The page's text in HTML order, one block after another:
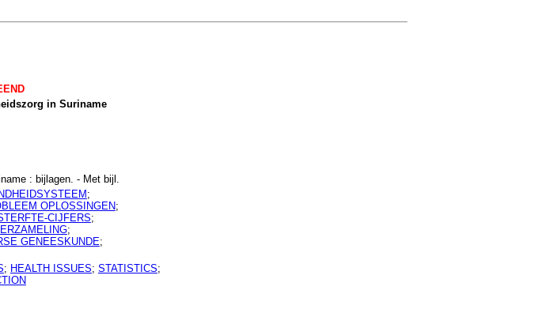
in Suriname
: bijlagen. - Met bijl.
;
OPLOSSINGEN;
CIJFERS;
;
GENEESKUNDE;
; HEALTH ISSUES; STATISTICS;